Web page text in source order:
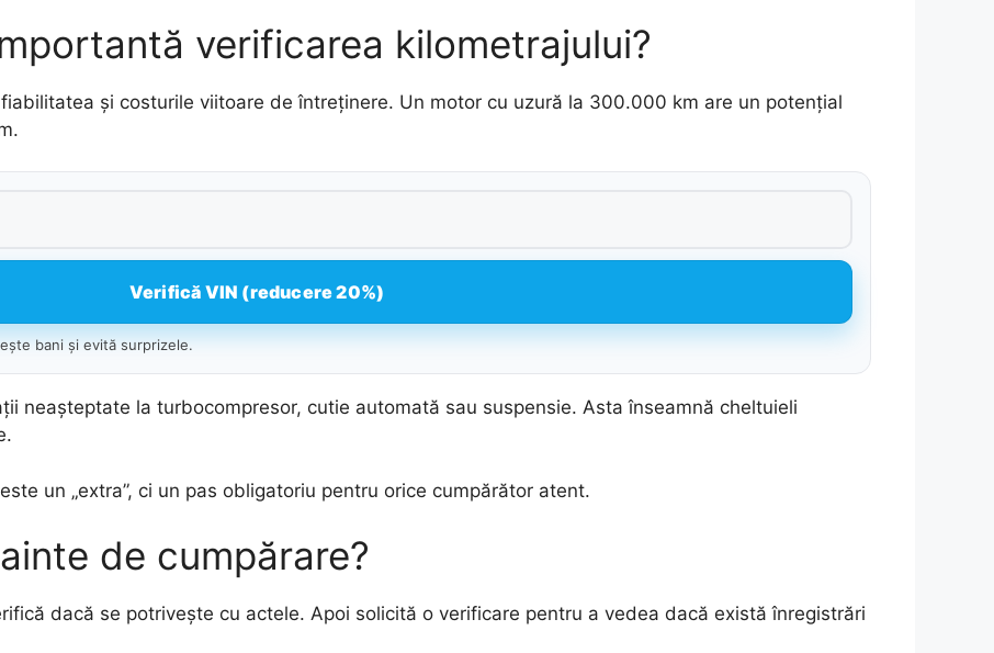
verificarea kilometrajului?
și costurile viitoare de întreținere. Un motor cu uzură la 300.000 km are un potențial
Verifică VIN (reducere 20%)
bani și evită surprizele.
neașteptate la turbocompresor, cutie automată sau suspensie. Asta înseamnă cheltuieli
un „extra”, ci un pas obligatoriu pentru orice cumpărător atent.
de cumpărare?
dacă se potrivește cu actele. Apoi solicită o verificare pentru a vedea dacă există înregistrări